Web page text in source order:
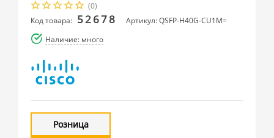
(0)
Код товара: 52678
Артикул: QSFP-H40G-CU1M=
Наличие: много
Розница